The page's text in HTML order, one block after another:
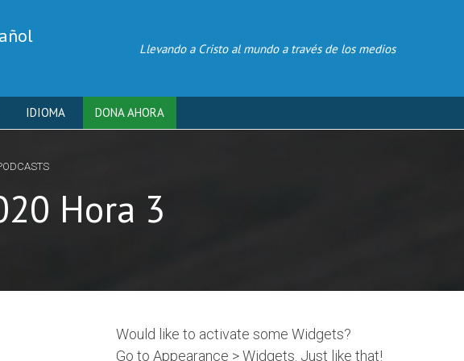
Llevando a Cristo al mundo a través de los medios
IDIOMA DONA AHORA
Hora 3
Would like to activate some Widgets?
Go to Appearance > Widgets. Just like that!